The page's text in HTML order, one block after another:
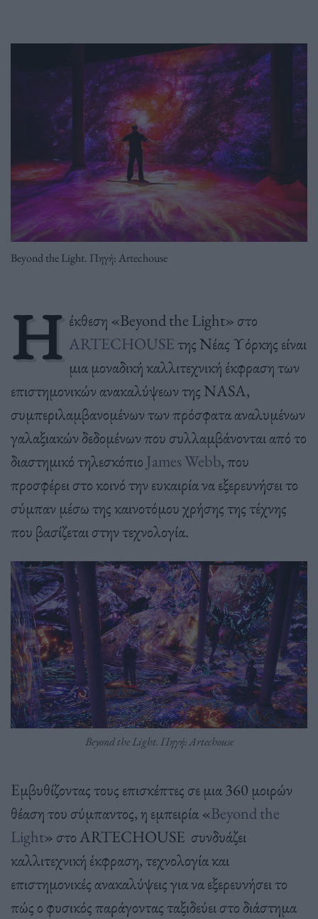
Beyond the Light. Πηγή: Artechouse
Η έκθεση «Beyond the Light» στο
ARTECHOUSEτης Νέας Υόρκης είναι
μια μοναδική καλλιτεχνική έκφραση των
επιστημονικών ανακαλύψεων της NASA,
συμπεριλαμβανομένων των πρόσφατα αναλυμένων
γαλαξιακών δεδομένων που συλλαμβάνονται από το
διαστημικό τηλεσκόπιο James Webb, που
προσφέρει στο κοινό την ευκαιρία να εξερευνήσει το
σύμπαν μέσω της καινοτόμου χρήσης της τέχνης
που βασίζεται στην τεχνολογία.
Beyond the Light. Πηγή: Artechouse
Εμβυθίζοντας τους επισκέπτες σε μια 360 μοιρών
θέαση του σύμπαντος, η εμπειρία «Beyond the
Light» στο ARTECHOUSE συνδυάζει
καλλιτεχνική έκφραση, τεχνολογία και
επιστημονικές ανακαλύψεις για να εξερευνήσει το
πώς ο φυσικός παράγοντας ταξιδεύει στο διάστημα